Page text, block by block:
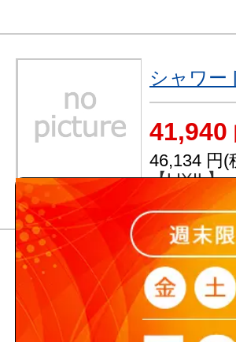
シャワー
41,940
46,134 円(
【LIXIL】
補高便座
17,550